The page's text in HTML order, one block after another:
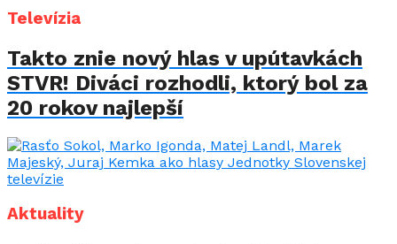
Televízia
Takto znie nový hlas v upútavkách
STVR! Diváci rozhodli, ktorý bol za
20 rokov najlepší
Aktuality